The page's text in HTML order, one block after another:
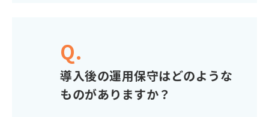
Q.
導入後の運用保守はどのような
ものがありますか？